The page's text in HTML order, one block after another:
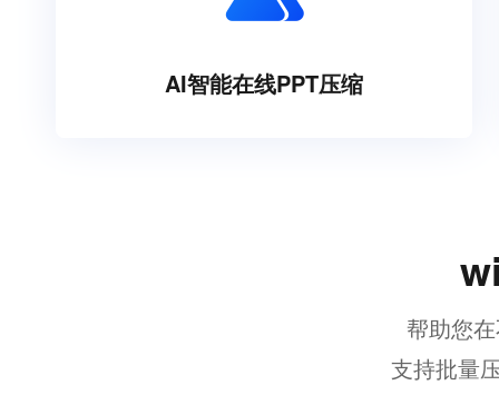
AI智能在线PPT压缩
帮助您
支持批量